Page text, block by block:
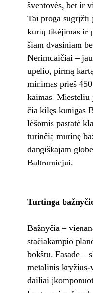
šventovės, bet ir
Tai proga sugrįžti
kurių tikėjimas ir
šiam dvasiniam
Nerimdaičiai –
upelio, pirmą
minimas prieš
kaimas. Miesteliu
čia kilęs kunigas
lėšomis pastatė
turinčią mūrinę
dangiškajam
Baltramiejui.
Turtinga
Bažnyčia –
stačiakampio
bokštu. Fasade –
metalinis kryžius-
dailiai